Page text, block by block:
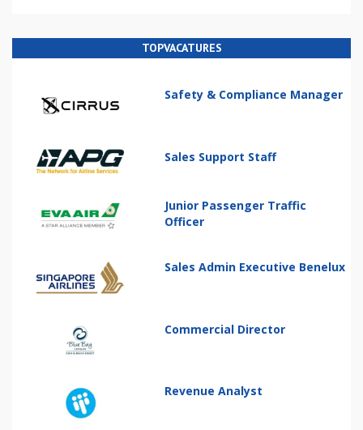
TOPVACATURES
Safety & Compliance Manager
Sales Support Staff
Junior Passenger Traffic
Officer
Sales Admin Executive Benelux
Commercial Director
Revenue Analyst